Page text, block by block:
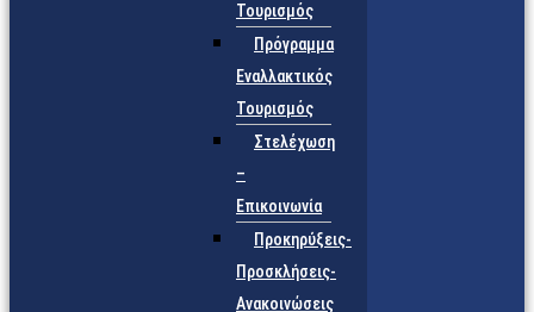
Τουρισμός
Πρόγραμμα
Εναλλακτικός
Τουρισμός
Στελέχωση
–
Επικοινωνία
Προκηρύξεις-
Προσκλήσεις-
Ανακοινώσεις